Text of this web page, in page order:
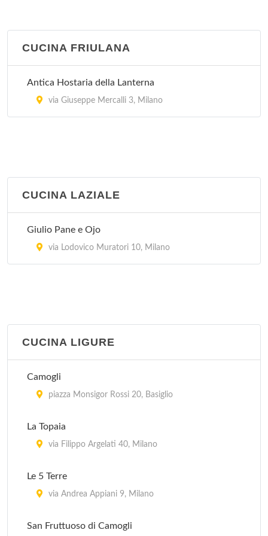
CUCINA FRIULANA
Antica Hostaria della Lanterna
via Giuseppe Mercalli 3, Milano
CUCINA LAZIALE
Giulio Pane e Ojo
via Lodovico Muratori 10, Milano
CUCINA LIGURE
Camogli
piazza Monsigor Rossi 20, Basiglio
La Topaia
via Filippo Argelati 40, Milano
Le 5 Terre
via Andrea Appiani 9, Milano
San Fruttuoso di Camogli